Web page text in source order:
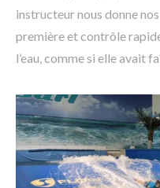
instructeur nous donne nos
première et contrôle
l’eau, comme si elle avait